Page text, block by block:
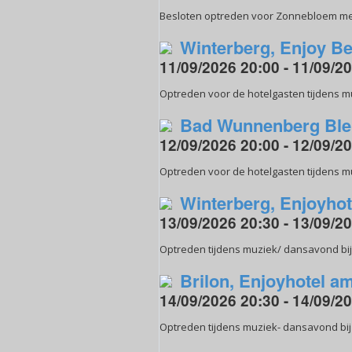
Besloten optreden voor Zonnebloem
Winterberg, Enjoy
11/09/2026 20:00 - 11/09/
Optreden voor de hotelgasten tijdens
Bad Wunnenberg
12/09/2026 20:00 - 12/09/
Optreden voor de hotelgasten tijdens
Winterberg,
13/09/2026 20:30 - 13/09/
Optreden tijdens muziek/ dansavond
Brilon, Enjoyhotel
14/09/2026 20:30 - 14/09/
Optreden tijdens muziek- dansavond